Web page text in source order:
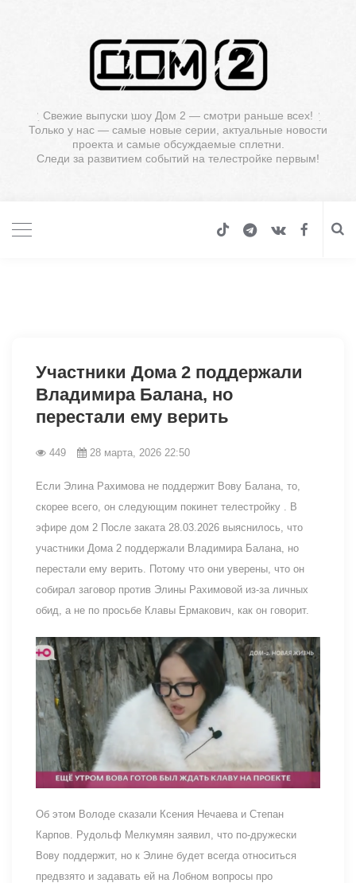
Свежие выпуски шоу Дом 2 — смотри раньше всех!
Только у нас — самые новые серии, актуальные новости
проекта и самые обсуждаемые сплетни.
Следи за развитием событий на телестройке первым!
Участники Дома 2 поддержали
Владимира Балана, но
перестали ему верить
449 28 марта, 2026 22:50
Если Элина Рахимова не поддержит Вову Балана, то,
скорее всего, он следующим покинет телестройку . В
эфире дом 2 После заката 28.03.2026 выяснилось, что
участники Дома 2 поддержали Владимира Балана, но
перестали ему верить. Потому что они уверены, что он
собирал заговор против Элины Рахимовой из-за личных
обид, а не по просьбе Клавы Ермакович, как он говорит.
Об этом Володе сказали Ксения Нечаева и Степан
Карпов. Рудольф Мелкумян заявил, что по-дружески
Вову поддержит, но к Элине будет всегда относиться
предвзято и задавать ей на Лобном вопросы про